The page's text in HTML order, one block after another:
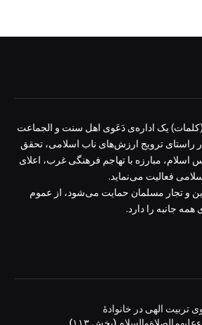
یک اداره‌ی دَعَوی اهل سنت و الجماعت
راستای ترویج ارزش‌های ناب اسلامی، تحقق
مبارزه با تهاجم فرهنگی غرب، اعلای
فعالیت می‌نماید.
و تجار مسلمان حمایت می‌شود، از عموم
جانبه را دارد.
تربیت الهی در خانوادۀ